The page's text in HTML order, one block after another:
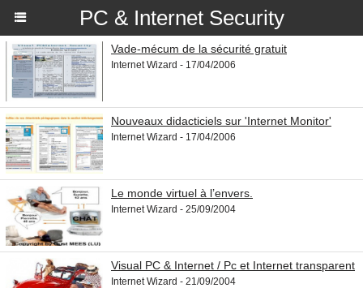
PC & Internet Security
Vade-mécum de la sécurité gratuit
Internet Wizard - 17/04/2006
Nouveaux didacticiels sur 'Internet Monitor'
Internet Wizard - 17/04/2006
Le monde virtuel à l’envers.
Internet Wizard - 25/09/2004
Visual PC & Internet / Pc et Internet transparent
Internet Wizard - 21/09/2004